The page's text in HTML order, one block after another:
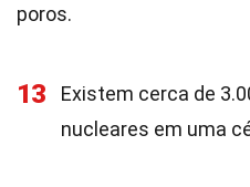
poros.
13
Existem cerca de
nucleares em uma